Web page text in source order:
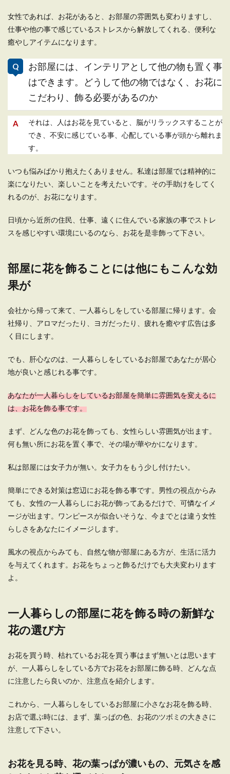
一人暮らしをするなら、おしゃれな家
一人暮らしを始めようと思った時に、とりあえず
安くて使いやすいものを選びがちです。 しか
し、...
一人暮らしの狭い部屋に置きたい机や
一人暮らしの狭い部屋は、置ける家具も限られて
しまいます。中でも、場所を取りがちな机やテー
一人暮らしの部屋をおしゃれにしたい
「一人暮らしの部屋を少しでもおしゃれにした
クリートなど建物の造りが表記されています。 ...
インテリア術とレイアウト
黒で統一しがちですよね。物が溢れているわけで
一人暮らしの食器の収納場所！スペー
スの活用で見た目もスッキリ
一人暮らしの部屋のキッチンというと狭くて収納
スペースがあまりないことが多いです。そうなる
一人暮らしで悩む部屋のレイアウト。
一人暮らしの部屋で10畳は十分な広さ。レイアウ
ト次第で住心地のいい部屋に演出できますが、レ
イ...
一人暮らしのインテリア選び。1LDKを
か、どう配置したら良いのかといろいろと悩みま
す。部屋の広...
女性であれば、お花があると、お部屋の雰囲気も変わりますし、
仕事や他の事で感じているストレスから解放してくれる、便利な
癒やしアイテムになります。
お部屋には、インテリアとして他の物も置く事
はできます。どうして他の物ではなく、お花に
こだわり、飾る必要があるのか
それは、人はお花を見ていると、脳がリラックスすることが
でき、不安に感じている事、心配している事が頭から離れま
す。
いつも悩みばかり抱えたくありません。私達は部屋では精神的に
楽になりたい、楽しいことを考えたいです。その手助けをしてく
れるのが、お花になります。
日頃から近所の住民、仕事、遠くに住んでいる家族の事でストレ
スを感じやすい環境にいるのなら、お花を是非飾って下さい。
部屋に花を飾ることには他にもこんな効
果が
会社から帰って来て、一人暮らしをしている部屋に帰ります。会
社帰り、アロマだったり、ヨガだったり、疲れを癒やす広告は多
く目にします。
でも、肝心なのは、一人暮らしをしているお部屋であなたが居心
地が良いと感じれる事です。
あなたが一人暮らしをしているお部屋を簡単に雰囲気を変えるに
は、お花を飾る事です。
まず、どんな色のお花を飾っても、女性らしい雰囲気が出ます。
何も無い所にお花を置く事で、その場が華やかになります。
私は部屋には女子力が無い。女子力をもう少し付けたい。
簡単にできる対策は窓辺にお花を飾る事です。男性の視点からみ
ても、女性の一人暮らしにお花が飾ってあるだけで、可憐なイメ
ージが出ます。ワンピースが似合いそうな、今までとは違う女性
らしさをあなたにイメージします。
風水の視点からみても、自然な物が部屋にある方が、生活に活力
を与えてくれます。お花をちょっと飾るだけでも大夫変わります
よ。
一人暮らしの部屋に花を飾る時の新鮮な
花の選び方
お花を買う時、枯れているお花を買う事はまず無いとは思います
が、一人暮らしをしている方でお花をお部屋に飾る時、どんな点
に注意したら良いのか、注意点を紹介します。
これから、一人暮らしをしているお部屋に小さなお花を飾る時、
お店で選ぶ時には、まず、葉っぱの色、お花のツボミの大きさに
注意して下さい。
お花を見る時、花の葉っぱが濃いもの、元気さを感